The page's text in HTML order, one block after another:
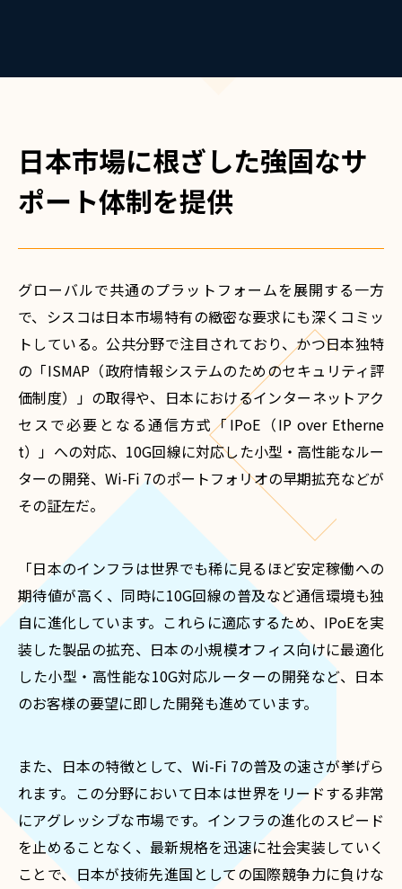
日本市場に根ざした強固なサ
ポート体制を提供
グローバルで共通のプラットフォームを展開する一方
で、シスコは日本市場特有の緻密な要求にも深くコミッ
トしている。公共分野で注目されており、かつ日本独特
の「ISMAP（政府情報システムのためのセキュリティ評
価制度）」の取得や、日本におけるインターネットアク
セスで必要となる通信方式「IPoE（IP over Etherne
t）」への対応、10G回線に対応した小型・高性能なルー
ターの開発、Wi-Fi 7のポートフォリオの早期拡充などが
その証左だ。
「日本のインフラは世界でも稀に見るほど安定稼働への
期待値が高く、同時に10G回線の普及など通信環境も独
自に進化しています。これらに適応するため、IPoEを実
装した製品の拡充、日本の小規模オフィス向けに最適化
した小型・高性能な10G対応ルーターの開発など、日本
のお客様の要望に即した開発も進めています。
また、日本の特徴として、Wi-Fi 7の普及の速さが挙げら
れます。この分野において日本は世界をリードする非常
にアグレッシブな市場です。インフラの進化のスピード
を止めることなく、最新規格を迅速に社会実装していく
ことで、日本が技術先進国としての国際競争力に負けな